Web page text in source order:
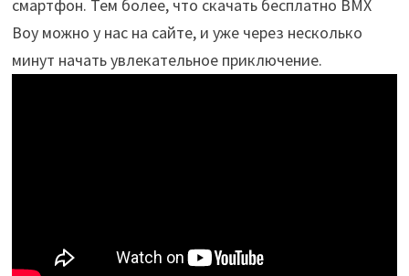
смартфон. Тем более, что скачать бесплатно BMX
Boy можно у нас на сайте, и уже через несколько
минут начать увлекательное приключение.